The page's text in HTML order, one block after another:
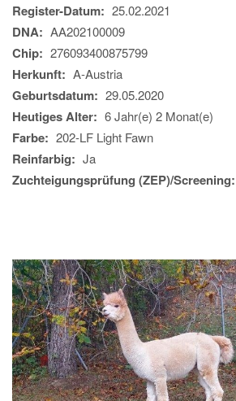
Register-Datum: 25.02.2021
DNA: AA202100009
Chip: 276093400875799
Herkunft: A-Austria
Geburtsdatum: 29.05.2020
Heutiges Alter: 6 Jahr(e) 2 Monat(e)
Farbe: 202-LF Light Fawn
Reinfarbig: Ja
Zuchteigungsprüfung (ZEP)/Screening: